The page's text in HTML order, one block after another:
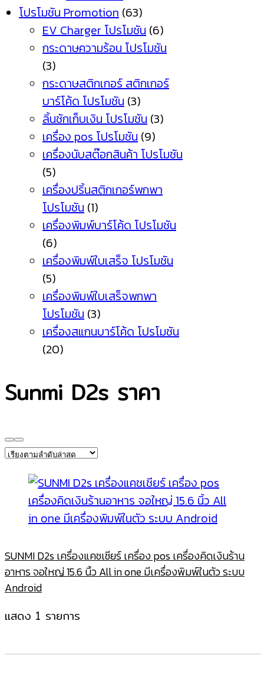
โปรโมชัน Promotion (63)
EV Charger โปรโมชัน (6)
กระดาษความร้อน โปรโมชัน
(3)
กระดาษสติกเกอร์ สติกเกอร์
บาร์โค้ด โปรโมชัน (3)
ลิ้นชักเก็บเงิน โปรโมชัน (3)
เครื่อง pos โปรโมชัน (9)
เครื่องนับสต๊อกสินค้า โปรโมชัน
(5)
เครื่องปริ้นสติกเกอร์พกพา
โปรโมชัน (1)
เครื่องพิมพ์บาร์โค้ด โปรโมชัน
(6)
เครื่องพิมพ์ใบเสร็จ โปรโมชัน
(5)
เครื่องพิมพ์ใบเสร็จพกพา
โปรโมชัน (3)
เครื่องสแกนบาร์โค้ด โปรโมชัน
(20)
Sunmi D2s ราคา
SUNMI D2s เครื่องแคชเชียร์ เครื่อง pos เครื่องคิดเงินร้าน
อาหาร จอใหญ่ 15.6 นิ้ว All in one มีเครื่องพิมพ์ในตัว ระบบ
Android
แสดง 1 รายการ